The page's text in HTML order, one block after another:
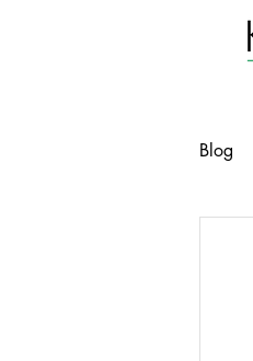
Blog